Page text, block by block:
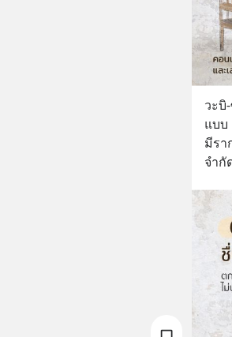
วะ
แบบ
มีรา
จำกั